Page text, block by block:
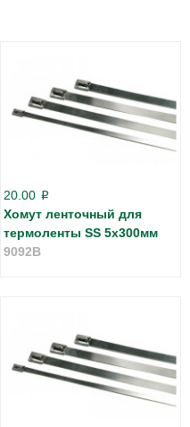
20.00 p
Хомут ленточный для
термоленты SS 5x300мм
9092B